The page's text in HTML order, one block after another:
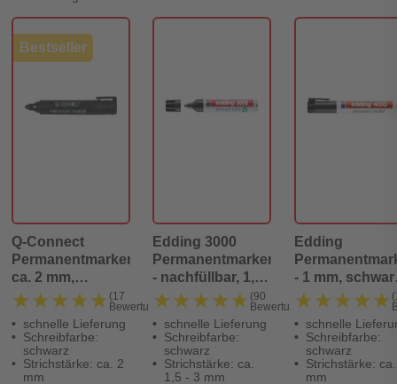
Bestseller
Q-Connect
Permanentmarker,
ca. 2 mm,
schwarz
★★★★★
★★★★★ (17
Bewertungen)
schnelle Lieferung
Schreibfarbe:
schwarz
Strichstärke: ca. 2
mm
Edding 3000
Permanentmarker
- nachfüllbar, 1,5 -
3 mm, schwarz
★★★★★
★★★★★ (90
Bewertungen)
schnelle Lieferung
Schreibfarbe:
schwarz
Strichstärke: ca.
1,5 - 3 mm
Edding
- 1 mm,
nachfüllbar
★★★★★
★★★★★
schnelle
Schreibfarbe:
schwarz
Strichstärke:
mm